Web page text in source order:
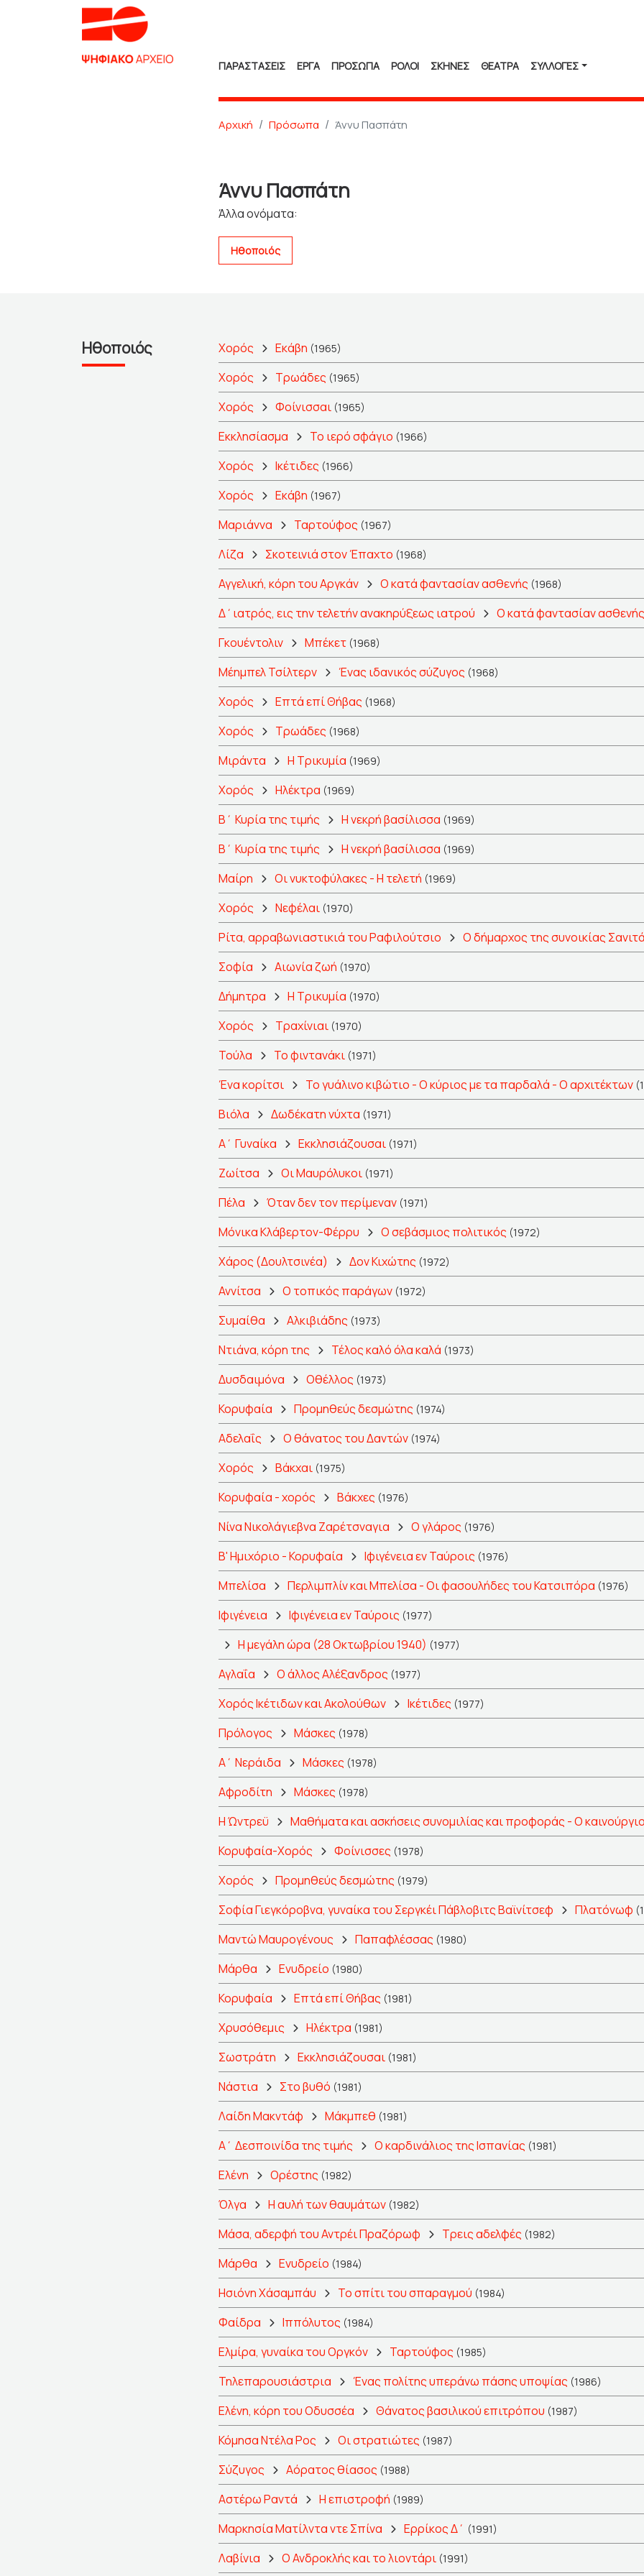
ΠΑΡΑΣΤΑΣΕΙΣ ΕΡΓΑ ΠΡΟΣΩΠΑ ΡΟΛΟΙ ΣΚΗΝΕΣ ΘΕΑΤΡΑ ΣΥΛΛΟΓΈΣ
Αρχική Πρόσωπα Άννυ Πασπάτη
Άννυ Πασπάτη
Άλλα ονόματα:
Ηθοποιός
Ηθοποιός Χορός Εκάβη (1965)
Χορός Τρωάδες (1965)
Χορός Φοίνισσαι (1965)
Εκκλησίασμα Το ιερό σφάγιο (1966)
Χορός Ικέτιδες (1966)
Χορός Εκάβη (1967)
Μαριάννα Ταρτούφος (1967)
Λίζα Σκοτεινιά στον Έπαχτο (1968)
Αγγελική, κόρη του Αργκάν Ο κατά φαντασίαν ασθενής (1968)
Δ΄ιατρός, εις την τελετήν ανακηρύξεως ιατρού Ο κατά φαντασίαν ασθενής
Γκουέντολιν Μπέκετ (1968)
Μέημπελ Τσίλτερν Ένας ιδανικός σύζυγος (1968)
Χορός Επτά επί Θήβας (1968)
Χορός Τρωάδες (1968)
Μιράντα Η Τρικυμία (1969)
Χορός Ηλέκτρα (1969)
Β΄ Κυρία της τιμής Η νεκρή βασίλισσα (1969)
Β΄ Κυρία της τιμής Η νεκρή βασίλισσα (1969)
Μαίρη Οι νυκτοφύλακες - Η τελετή (1969)
Χορός Νεφέλαι (1970)
Ρίτα, αρραβωνιαστικιά του Ραφιλούτσιο Ο δήμαρχος της συνοικίας Σανιτά
Σοφία Αιωνία ζωή (1970)
Δήμητρα Η Τρικυμία (1970)
Χορός Τραχίνιαι (1970)
Τούλα Το φιντανάκι (1971)
Ένα κορίτσι Το γυάλινο κιβώτιο - Ο κύριος με τα παρδαλά - Ο αρχιτέκτων
Βιόλα Δωδέκατη νύχτα (1971)
Α΄ Γυναίκα Εκκλησιάζουσαι (1971)
Ζωίτσα Οι Μαυρόλυκοι (1971)
Πέλα Όταν δεν τον περίμεναν (1971)
Μόνικα Κλάβερτον-Φέρρυ Ο σεβάσμιος πολιτικός (1972)
Χάρος (Δουλτσινέα) Δον Κιχώτης (1972)
Αννίτσα Ο τοπικός παράγων (1972)
Συμαίθα Αλκιβιάδης (1973)
Ντιάνα, κόρη της Τέλος καλό όλα καλά (1973)
Δυσδαιμόνα Οθέλλος (1973)
Κορυφαία Προμηθεύς δεσμώτης (1974)
Αδελαΐς Ο θάνατος του Δαντών (1974)
Χορός Βάκχαι (1975)
Κορυφαία - χορός Βάκχες (1976)
Νίνα Νικολάγιεβνα Ζαρέτσναγια Ο γλάρος (1976)
Β' Ημιχόριο - Κορυφαία Ιφιγένεια εν Ταύροις (1976)
Μπελίσα Περλιμπλίν και Μπελίσα - Οι φασουλήδες του Κατσιπόρα (1976)
Ιφιγένεια Ιφιγένεια εν Ταύροις (1977)
Η μεγάλη ώρα (28 Οκτωβρίου 1940) (1977)
Αγλαΐα Ο άλλος Αλέξανδρος (1977)
Χορός Ικέτιδων και Ακολούθων Ικέτιδες (1977)
Πρόλογος Μάσκες (1978)
Α΄ Νεράιδα Μάσκες (1978)
Αφροδίτη Μάσκες (1978)
Η Ώντρεϋ Μαθήματα και ασκήσεις συνομιλίας και προφοράς - Ο
Κορυφαία-Χορός Φοίνισσες (1978)
Χορός Προμηθεύς δεσμώτης (1979)
Σοφία Γιεγκόροβνα, γυναίκα του Σεργκέι Πάβλοβιτς Βαϊνίτσεφ Πλατόνωφ
Μαντώ Μαυρογένους Παπαφλέσσας (1980)
Μάρθα Ενυδρείο (1980)
Κορυφαία Επτά επί Θήβας (1981)
Χρυσόθεμις Ηλέκτρα (1981)
Σωστράτη Εκκλησιάζουσαι (1981)
Νάστια Στο βυθό (1981)
Λαίδη Μακντάφ Μάκμπεθ (1981)
Α΄ Δεσποινίδα της τιμής Ο καρδινάλιος της Ισπανίας (1981)
Ελένη Ορέστης (1982)
Όλγα Η αυλή των θαυμάτων (1982)
Μάσα, αδερφή του Αντρέι Πραζόρωφ Τρεις αδελφές (1982)
Μάρθα Ενυδρείο (1984)
Ησιόνη Χάσαμπάυ Το σπίτι του σπαραγμού (1984)
Φαίδρα Ιππόλυτος (1984)
Ελμίρα, γυναίκα του Οργκόν Ταρτούφος (1985)
Τηλεπαρουσιάστρια Ένας πολίτης υπεράνω πάσης υποψίας (1986)
Ελένη, κόρη του Οδυσσέα Θάνατος βασιλικού επιτρόπου (1987)
Κόμησα Ντέλα Ρος Οι στρατιώτες (1987)
Σύζυγος Αόρατος θίασος (1988)
Αστέρω Ραντά Η επιστροφή (1989)
Μαρκησία Ματίλντα ντε Σπίνα Ερρίκος Δ΄ (1991)
Λαβίνια Ο Ανδροκλής και το λιοντάρι (1991)